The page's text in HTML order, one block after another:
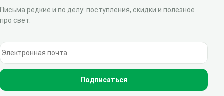
Письма редкие и по делу: поступления, скидки и полезное
про свет.
Электронная почта
Подписаться